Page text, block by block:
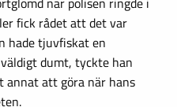
fick rådet att det var
hade tjuvfiskat en
dumt, tyckte han
annat att göra när hans